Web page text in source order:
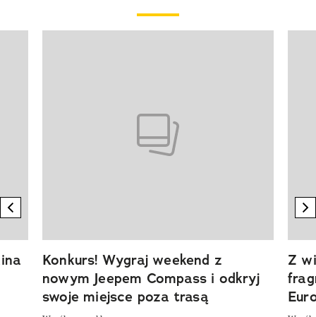
previous element
Konkurs! Wygraj weekend z
nowym Jeepem Compass i odkryj
swoje miejsce poza trasą
Z